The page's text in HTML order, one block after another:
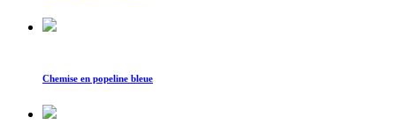
Chemise en popeline bleue